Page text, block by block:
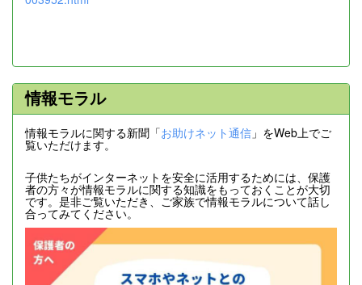
情報モラル
情報モラルに関する新聞「お助けネット通信 」をWeb上でご
覧いただけます。
子供たちがインターネットを安全に活用するためには、保護
者の方々が情報モラルに関する知識をもっておくことが大切
です。是非ご覧いただき、ご家族で情報モラルについて話し
合ってみてください。